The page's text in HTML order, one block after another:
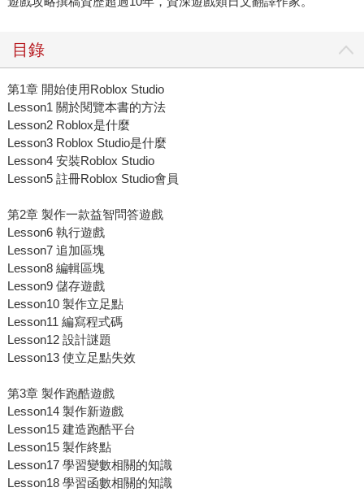
目錄
第1章 開始使用Roblox Studio
Lesson1 關於閱覽本書的方法
Lesson2 Roblox是什麼
Lesson3 Roblox Studio是什麼
Lesson4 安裝Roblox Studio
Lesson5 註冊Roblox Studio會員
第2章 製作一款益智問答遊戲
Lesson6 執行遊戲
Lesson7 追加區塊
Lesson8 編輯區塊
Lesson9 儲存遊戲
Lesson10 製作立足點
Lesson11 編寫程式碼
Lesson12 設計謎題
Lesson13 使立足點失效
第3章 製作跑酷遊戲
Lesson14 製作新遊戲
Lesson15 建造跑酷平台
Lesson15 製作終點
Lesson17 學習變數相關的知識
Lesson18 學習函數相關的知識